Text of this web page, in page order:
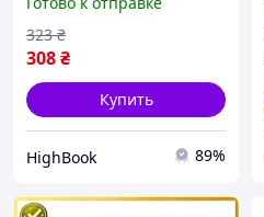
Leeseph 10шт серебро
MV039 длина 30 мм DC
308₴
323 ₴
Купить
HighBook 89%